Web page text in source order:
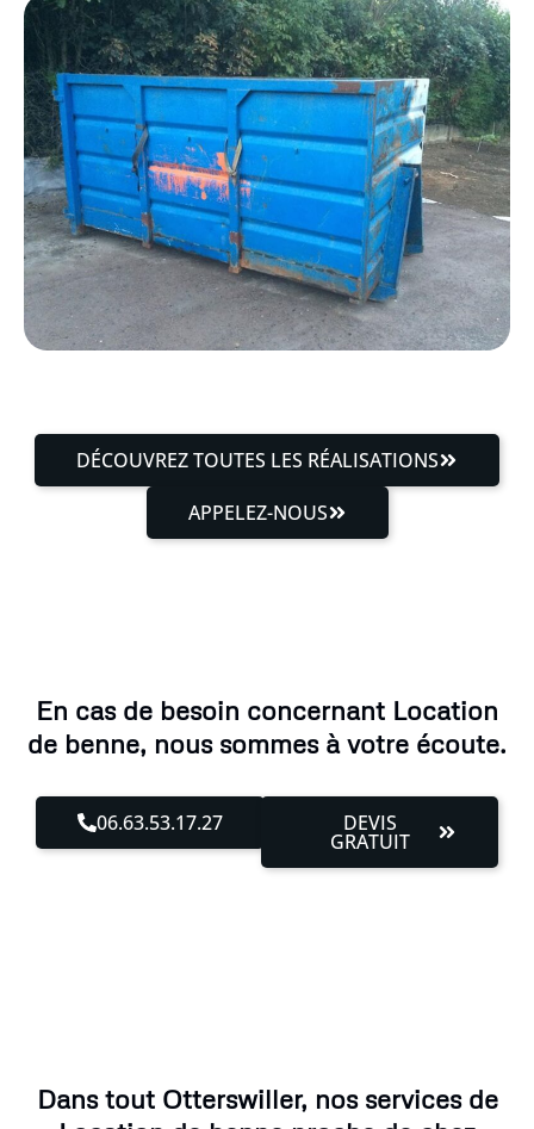
DÉCOUVREZ TOUTES LES RÉALISATIONS
APPELEZ-NOUS
En cas de besoin concernant Location
de benne, nous sommes à votre écoute.
06.63.53.17.27 DEVIS
GRATUIT
Dans tout Otterswiller, nos services de